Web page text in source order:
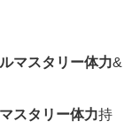
マスタリー体力&
スタリー体力持